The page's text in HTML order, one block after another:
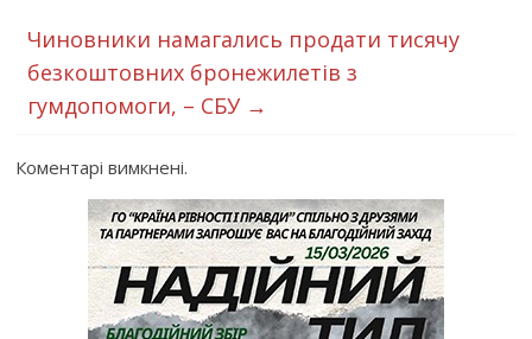
Чиновники намагались продати тисячу
безкоштовних бронежилетів з
гумдопомоги, – СБУ →
Коментарі вимкнені.